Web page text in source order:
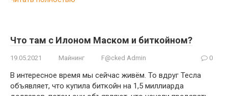
Что там с Илоном Маском и биткойном?
19.05.2021 Майнинг F@cked Admin 0
В интересное время мы сейчас живём. То вдруг Тесла
объявляет, что купила биткойн на 1,5 миллиарда